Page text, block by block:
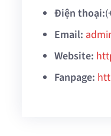
Điện thoại:
Email:
Website:
Fanpage: